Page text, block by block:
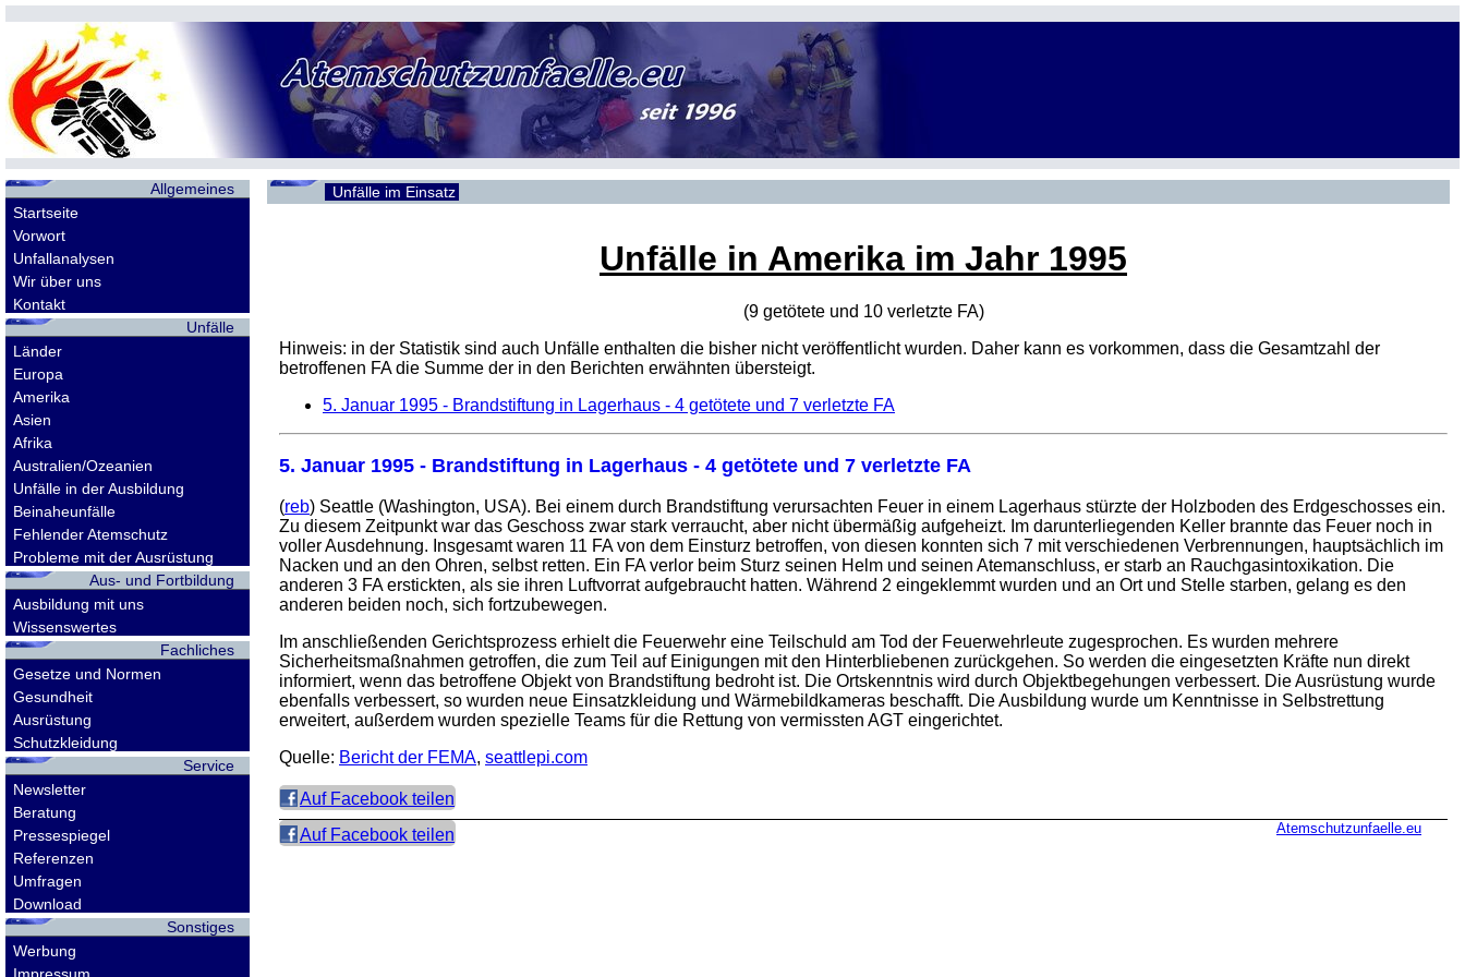
Allgemeines
Startseite
Vorwort
Unfallanalysen
Wir über uns
Kontakt
Unfälle
Länder
Europa
Amerika
Asien
Afrika
Australien/Ozeanien
Unfälle in der Ausbildung
Beinaheunfälle
Fehlender Atemschutz
Probleme mit der Ausrüstung
Aus- und Fortbildung
Ausbildung mit uns
Wissenswertes
Fachliches
Gesetze und Normen
Gesundheit
Ausrüstung
Schutzkleidung
Service
Newsletter
Beratung
Pressespiegel
Referenzen
Umfragen
Download
Sonstiges
Werbung
Unfälle im Einsatz
Unfälle in Amerika im Jahr 1995
(9 getötete und 10 verletzte FA)
Hinweis: in der Statistik sind auch Unfälle enthalten die bisher nicht veröffentlicht wurden. Daher kann es vorkommen, dass die Gesamtzahl der
betroffenen FAdie Summe der in den Berichten erwähnten übersteigt.
5. Januar 1995 - Brandstiftung in Lagerhaus - 4 getötete und 7 verletzte FA
5. Januar 1995 - Brandstiftung in Lagerhaus - 4 getötete und 7 verletzte FA
(reb) Seattle (Washington, USA). Bei einem durch Brandstiftung verursachten Feuer in einem Lagerhaus stürzte der Holzboden des Erdgeschosses ein.
Zu diesem Zeitpunkt war das Geschoss zwar stark verraucht, aber nicht übermäßig aufgeheizt. Im darunterliegenden Keller brannte das Feuer noch in
voller Ausdehnung. Insgesamt waren 11 FA von dem Einsturz betroffen, von diesen konnten sich 7 mit verschiedenen Verbrennungen, hauptsächlich im
Nacken und an den Ohren, selbst retten. Ein FA verlor beim Sturz seinen Helm und seinen Atemanschluss, er starb an Rauchgasintoxikation. Die
anderen 3 FA erstickten, als sie ihren Luftvorrat aufgebraucht hatten. Während 2 eingeklemmt wurden und an Ort und Stelle starben, gelang es den
anderen beiden noch, sich fortzubewegen.
Im anschließenden Gerichtsprozess erhielt die Feuerwehr eine Teilschuld am Tod der Feuerwehrleute zugesprochen. Es wurden mehrere
Sicherheitsmaßnahmen getroffen, die zum Teil auf Einigungen mit den Hinterbliebenen zurückgehen. So werden die eingesetzten Kräfte nun direkt
informiert, wenn das betroffene Objekt von Brandstiftung bedroht ist. Die Ortskenntnis wird durch Objektbegehungen verbessert. Die Ausrüstung wurde
ebenfalls verbessert, so wurden neue Einsatzkleidung und Wärmebildkameras beschafft. Die Ausbildung wurde um Kenntnisse in Selbstrettung
erweitert, außerdem wurden spezielle Teams für die Rettung von vermissten AGT eingerichtet.
Quelle: Bericht der FEMA, seattlepi.com
Auf Facebook teilen
Auf Facebook teilen
Atemschutzunfaelle.eu